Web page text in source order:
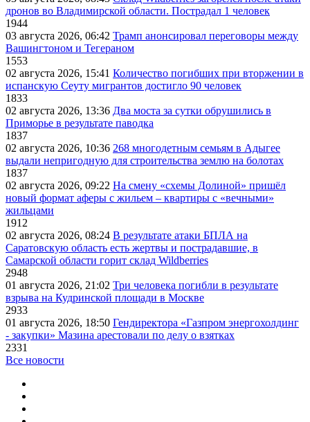
дронов во Владимирской области. Пострадал 1 человек
1944
03 августа 2026, 06:42 Трамп анонсировал переговоры между
Вашингтоном и Тегераном
1553
02 августа 2026, 15:41 Количество погибших при вторжении в
испанскую Сеуту мигрантов достигло 90 человек
1833
02 августа 2026, 13:36 Два моста за сутки обрушились в
Приморье в результате паводка
1837
02 августа 2026, 10:36 268 многодетным семьям в Адыгее
выдали непригодную для строительства землю на болотах
1837
02 августа 2026, 09:22 На смену «схемы Долиной» пришёл
новый формат аферы с жильем – квартиры с «вечными»
жильцами
1912
02 августа 2026, 08:24 В результате атаки БПЛА на
Саратовскую область есть жертвы и пострадавшие, в
Самарской области горит склад Wildberries
2948
01 августа 2026, 21:02 Три человека погибли в результате
взрыва на Кудринской площади в Москве
2933
01 августа 2026, 18:50 Гендиректора «Газпром энергохолдинг
- закупки» Мазина арестовали по делу о взятках
2331
Все новости